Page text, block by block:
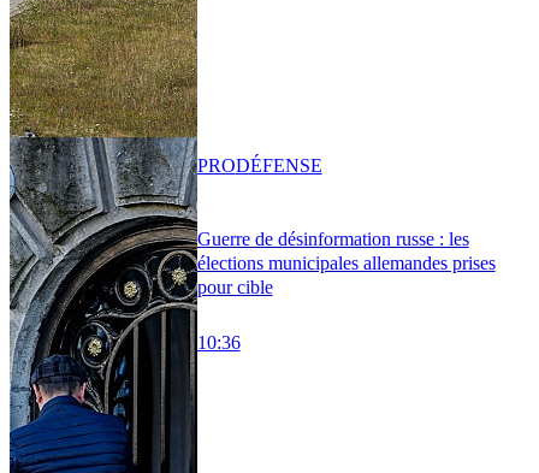
Guerre de désinformation russe : les
élections municipales allemandes prises
pour cible
10:36
PRODÉFENSE